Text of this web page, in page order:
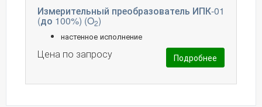
Измерительный преобразователь ИПК-01
(до 100%) (O2)
настенное исполнение
Цена по запросу Подробнее